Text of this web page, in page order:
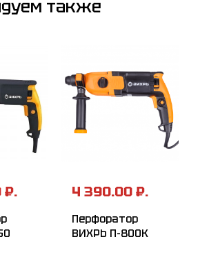
также
₽. 4 390.00 ₽.
Перфоратор
ВИХРЬ П-800К